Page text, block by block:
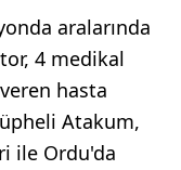
aralarında
4 medikal
hasta
Atakum,
ile Ordu'da